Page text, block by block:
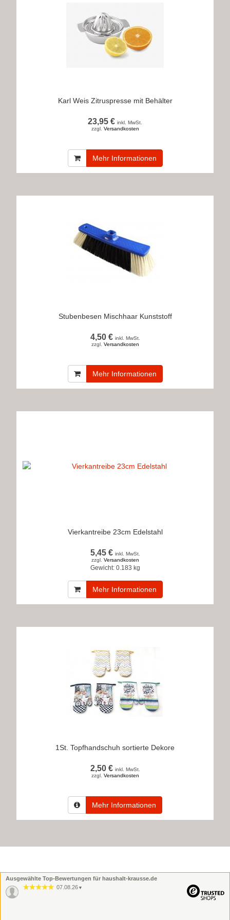
Karl Weis Zitruspresse mit Behälter
23,95 € inkl. MwSt.
zzgl. Versandkosten
Mehr Informationen
Stubenbesen Mischhaar Kunststoff
4,50 € inkl. MwSt.
zzgl. Versandkosten
Mehr Informationen
Vierkantreibe 23cm Edelstahl
5,45 € inkl. MwSt.
zzgl. Versandkosten
Gewicht: 0.183 kg
Mehr Informationen
1St. Topfhandschuh sortierte Dekore
2,50 € inkl. MwSt.
zzgl. Versandkosten
Mehr Informationen
Ausgewählte Top-Bewertungen für haushalt-krausse.de
07.08.26 ▼